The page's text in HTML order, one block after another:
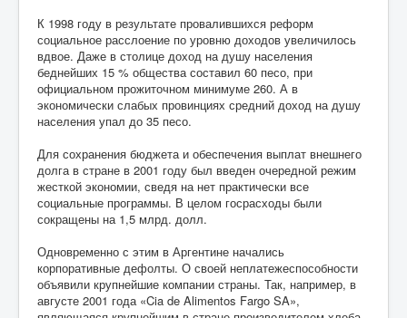
К 1998 году в результате провалившихся реформ
социальное расслоение по уровню доходов увеличилось
вдвое. Даже в столице доход на душу населения
беднейших 15 % общества составил 60 песо, при
официальном прожиточном минимуме 260. А в
экономически слабых провинциях средний доход на душу
населения упал до 35 песо.
Для сохранения бюджета и обеспечения выплат внешнего
долга в стране в 2001 году был введен очередной режим
жесткой экономии, сведя на нет практически все
социальные программы. В целом госрасходы были
сокращены на 1,5 млрд. долл.
Одновременно с этим в Аргентине начались
корпоративные дефолты. О своей неплатежеспособности
объявили крупнейшие компании страны. Так, например, в
августе 2001 года «Cia de Alimentos Fargo SA»,